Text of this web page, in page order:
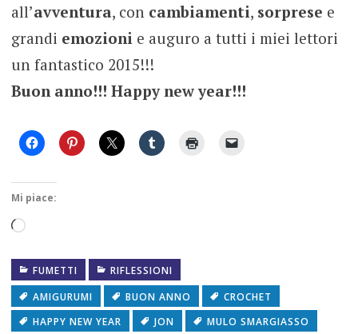
all’avventura, con cambiamenti, sorprese e
grandi emozionie auguro a tutti i miei lettori
un fantastico 2015!!!
Buon anno!!! Happy new year!!!
Mi piace:
Caricamento
corso…
FUMETTI
RIFLESSIONI
AMIGURUMI
BUON ANNO
CROCHET
HAPPY NEW YEAR
JON
MULO SMARGIASSO